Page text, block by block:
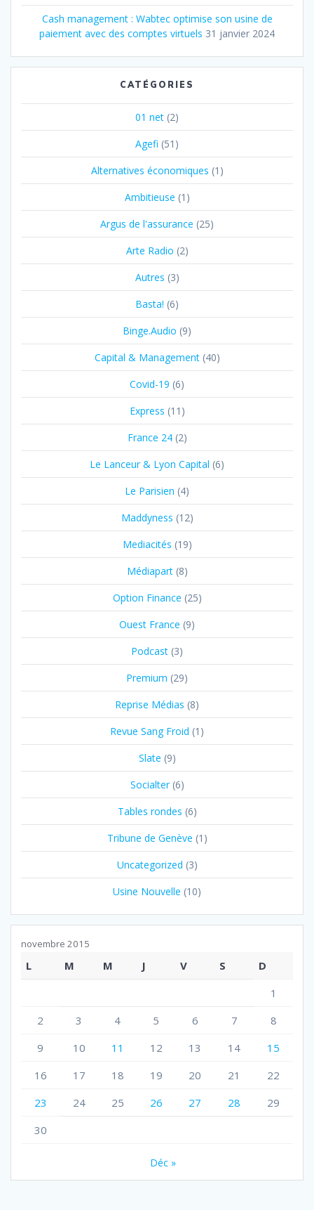
Cash management : Wabtec optimise son usine de
paiement avec des comptes virtuels 31 janvier 2024
CATÉGORIES
01 net (2)
Agefi (51)
Alternatives économiques (1)
Ambitieuse (1)
Argus de l'assurance (25)
Arte Radio (2)
Autres (3)
Basta! (6)
Binge.Audio (9)
Capital & Management(40)
Covid-19 (6)
Express (11)
France 24(2)
Le Lanceur & Lyon Capital (6)
Le Parisien (4)
Maddyness (12)
Mediacités (19)
Médiapart(8)
Option Finance (25)
Ouest France (9)
Podcast (3)
Premium (29)
Reprise Médias (8)
Revue Sang Froid (1)
Slate (9)
Socialter(6)
Tables rondes (6)
Tribune de Genève (1)
Uncategorized (3)
Usine Nouvelle (10)
novembre 2015
L M M J V S
D
1
2
3 4 5 6 7
8
9
10 11 12 13 14
15
16
17 18 19 20 21
22
23
24 25 26 27 28
29
30
Déc »